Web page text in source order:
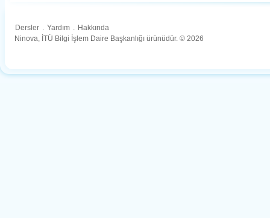
Dersler . Yardım . Hakkında
Ninova, İTÜ Bilgi İşlem Daire Başkanlığı ürünüdür. © 2026